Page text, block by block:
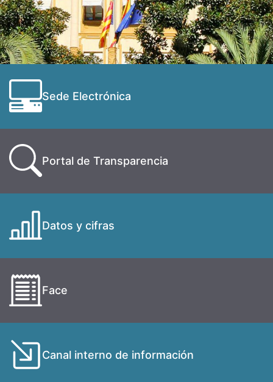
Sede Electrónica
Portal de Transparencia
Datos y cifras
Face
Canal interno de información